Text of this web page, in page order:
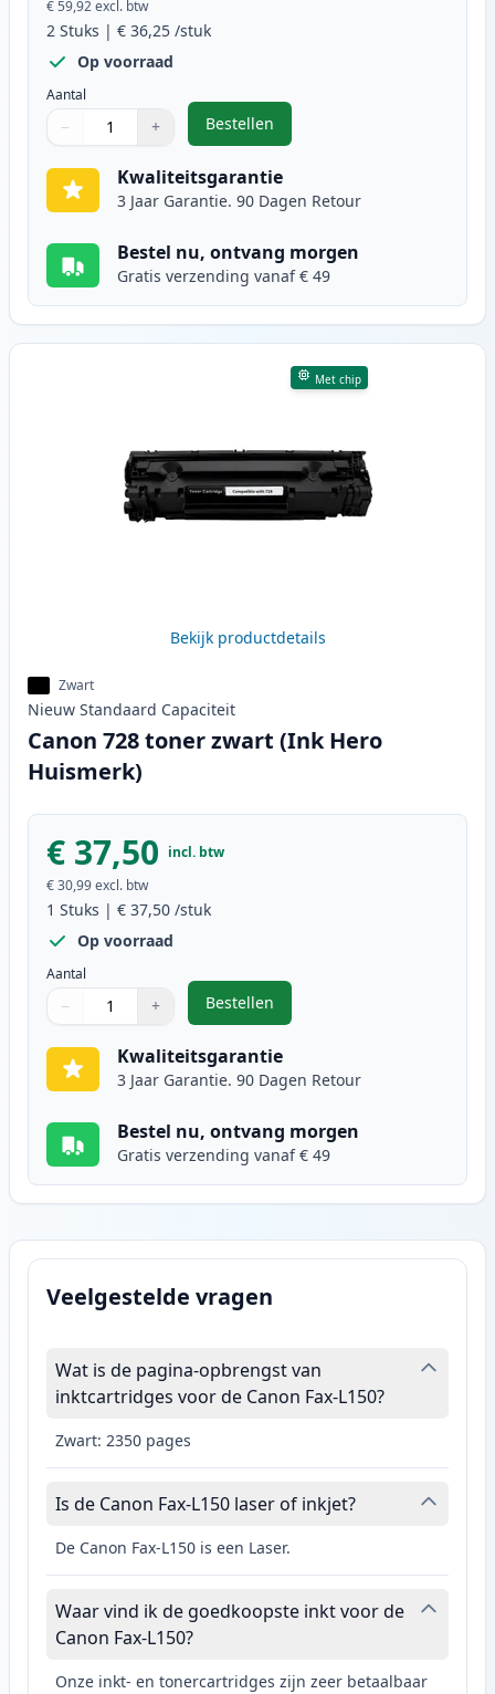
€ 59,92excl. btw
2 Stuks | € 36,25 /stuk
Op voorraad
Aantal
Gebruik de knoppen om aan te passen
− +
1
Bestellen
,2 stuks Canon 728 toner zwart
Kwaliteitsgarantie
3 Jaar Garantie. 90 Dagen Retour
Bestel nu, ontvang morgen
Gratis verzending vanaf € 49
Met chip
Bekijk productdetails
Zwart
Nieuw Standaard Capaciteit
Canon 728 toner zwart (Ink Hero
Huismerk)
€ 37,50 incl. btw
€ 30,99excl. btw
1 Stuks | € 37,50 /stuk
Op voorraad
Aantal
Gebruik de knoppen om aan te passen
− +
1
Bestellen
,Canon 728 toner zwart (Ink Hero
Kwaliteitsgarantie
3 Jaar Garantie. 90 Dagen Retour
Bestel nu, ontvang morgen
Gratis verzending vanaf € 49
Veelgestelde vragen
Wat is de pagina-opbrengst van
inktcartridges voor de Canon Fax-L150?
Zwart: 2350 pages
Is de Canon Fax-L150 laser of inkjet?
De Canon Fax-L150 is een Laser.
Waar vind ik de goedkoopste inkt voor de
Canon Fax-L150?
Onze inkt- en tonercartridges zijn zeer betaalbaar